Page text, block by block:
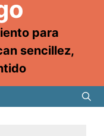
para
sencillez,